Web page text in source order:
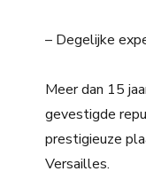
– Degelijke
Meer dan 15
gevestigde
prestigieuze
Versailles.